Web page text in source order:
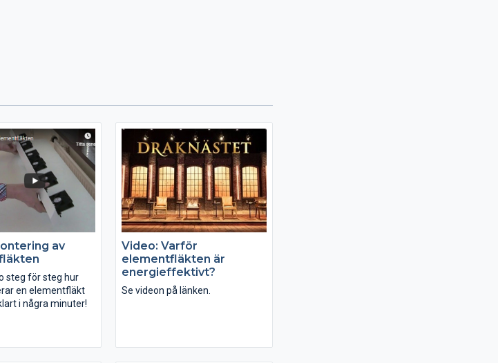
av
steg för steg hur
en elementfläkt
i några minuter!
Video: Varför
elementfläkten är
energieffektivt?
Se videon på länken.